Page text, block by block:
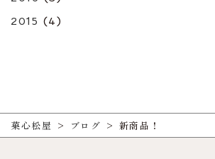
2015 (4)
菓心松屋 > ブログ > 新商品！